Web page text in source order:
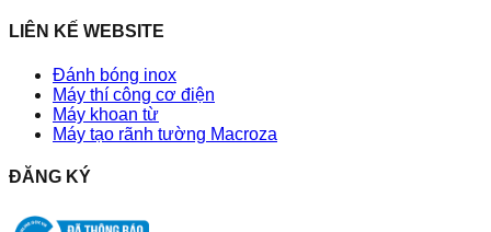
LIÊN KẾ WEBSITE
Đánh bóng inox
Máy thí công cơ điện
Máy khoan từ
Máy tạo rãnh tường Macroza
ĐĂNG KÝ